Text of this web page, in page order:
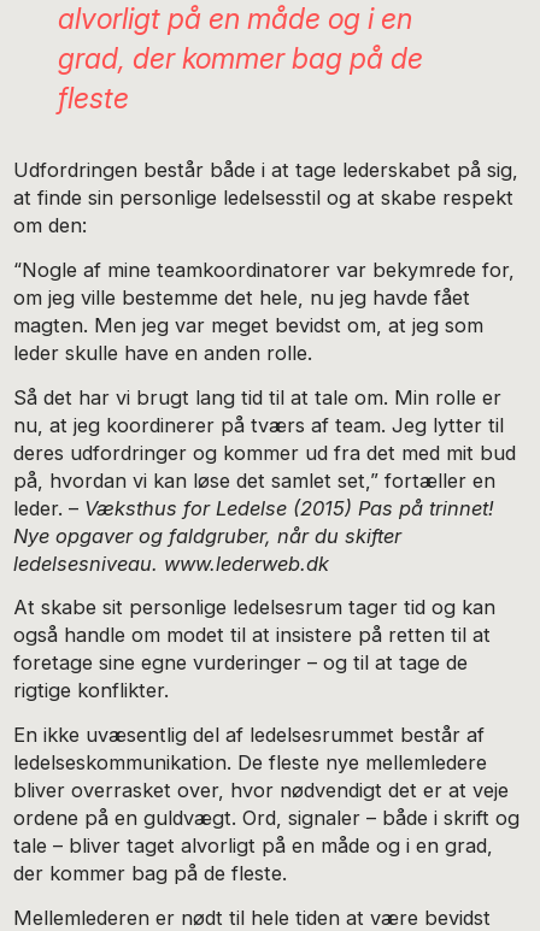
alvorligt på en måde og i en
grad, der kommer bag på de
fleste
Udfordringen består både i at tage lederskabet på sig,
at finde sin personlige ledelsesstil og at skabe respekt
om den:
“Nogle af mine teamkoordinatorer var bekymrede for,
om jeg ville bestemme det hele, nu jeg havde fået
magten. Men jeg var meget bevidst om, at jeg som
leder skulle have en anden rolle.
Så det har vi brugt lang tid til at tale om. Min rolle er
nu, at jeg koordinerer på tværs af team. Jeg lytter til
deres udfordringer og kommer ud fra det med mit bud
på, hvordan vi kan løse det samlet set,” fortæller en
leder. – Væksthus for Ledelse (2015) Pas på trinnet!
Nye opgaver og faldgruber, når du skifter
ledelsesniveau. www.lederweb.dk
At skabe sit personlige ledelsesrum tager tid og kan
også handle om modet til at insistere på retten til at
foretage sine egne vurderinger – og til at tage de
rigtige konflikter.
En ikke uvæsentlig del af ledelsesrummet består af
ledelseskommunikation. De fleste nye mellemledere
bliver overrasket over, hvor nødvendigt det er at veje
ordene på en guldvægt. Ord, signaler – både i skrift og
tale – bliver taget alvorligt på en måde og i en grad,
der kommer bag på de fleste.
Mellemlederen er nødt til hele tiden at være bevidst